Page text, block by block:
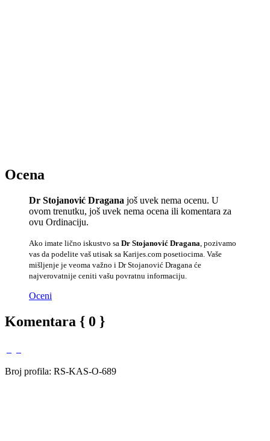
Ocena
Dr Stojanović Dragana još uvek nema ocenu. U
ovom trenutku, još uvek nema ocena ili komentara za
ovu Ordinaciju.
Ako imate lično iskustvo sa Dr Stojanović Dragana , pozivamo
vas da podelite vaš utisak sa Karijes.com posetiocima. Vaše
mišljenje je veoma važno i Dr Stojanović Dragana će
najverovatnije ceniti vašu povratnu informaciju.
Oceni
Komentara { 0 }
Broj profila: RS-KAS-O-689